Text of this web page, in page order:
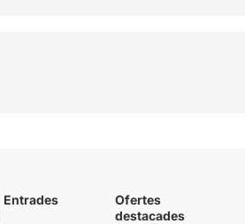
Entrades
Ofertes
destacades